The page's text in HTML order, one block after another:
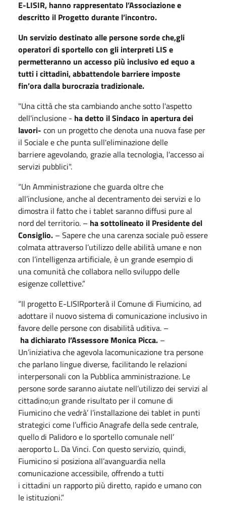
E-LISIR, hanno rappresentato l’Associazione e
descritto il Progetto durante l’incontro.
Un servizio destinato alle persone sorde che,gli
operatori di sportello con gli interpreti LIS e
permetteranno un accesso più inclusivo ed equo a
tutti i cittadini, abbattendole barriere imposte
fin’ora dalla burocrazia tradizionale.
"Una città che sta cambiando anche sotto l'aspetto
dell'inclusione - ha detto il Sindaco in apertura dei
lavori- con un progetto che denota una nuova fase per
il Sociale e che punta sull'eliminazione delle
barriere agevolando, grazie alla tecnologia, l'accesso ai
servizi pubblici".
“Un Amministrazione che guarda oltre che
all’inclusione, anche al decentramento dei servizi e lo
dimostra il fatto che i tablet saranno diffusi pure al
nord del territorio. – ha sottolineato il Presidente del
Consiglio. – Sapere che una carenza sociale può essere
colmata attraverso l’utilizzo delle abilità umane e non
con l’intelligenza artificiale, è un grande esempio di
una comunità che collabora nello sviluppo delle
esigenze collettive.”
“Il progetto E-LISIRporterà il Comune di Fiumicino, ad
adottare il nuovo sistema di comunicazione inclusivo in
favore delle persone con disabilità uditiva. –
hadichiarato l’Assessore Monica Picca. –
Un’iniziativa che agevola lacomunicazione tra persone
che parlano lingue diverse, facilitando le relazioni
interpersonali con la Pubblica amministrazione. Le
persone sorde saranno aiutate nell’utilizzo dei servizi al
cittadino;un grande risultato per il comune di
Fiumicino che vedrà’ l’installazione dei tablet in punti
strategici come l’ufficio Anagrafe della sede centrale,
quello di Palidoro e lo sportello comunale nell’
aeroporto L. Da Vinci. Con questo servizio, quindi,
Fiumicino si posiziona all’avanguardia nella
comunicazione accessibile, offrendo a tutti
i cittadini un rapporto più diretto, rapido e umano con
le istituzioni.”